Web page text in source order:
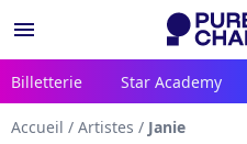
menu
Billetterie Star Academy
Accueil / Artistes / Janie